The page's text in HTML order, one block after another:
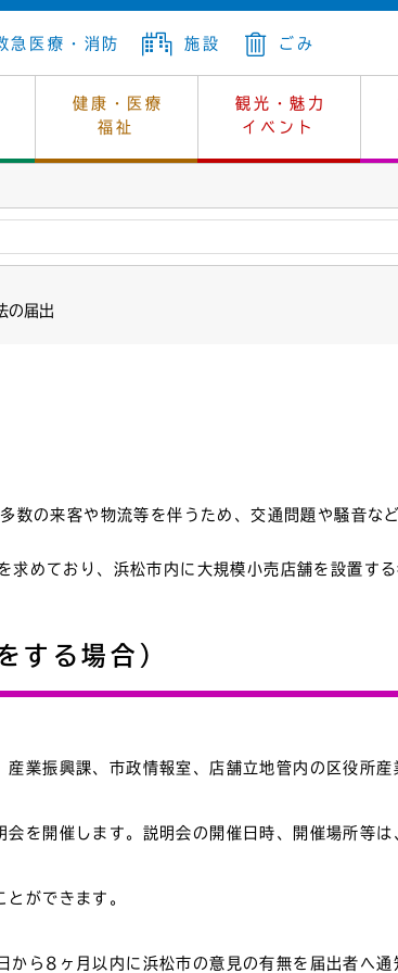
急医療・消防 施設 ごみ
健康・医療
福祉
観光・魅力
イベント
上下水道
消費生活
生涯学習
幼稚園一覧
学校一覧
休日当番医
健所
レジャー・スポーツ
じめよう、ハマライフ
土地
環境対策
市長の部屋
選挙
の届出
の来客や物流等を伴うため、交通問題や騒音な
めており、浜松市内に大規模小売店舗を設置す
する場合）
業振興課、市政情報室、店舗立地管内の区役所
を開催します。説明会の開催日時、開催場所等
ができます。
ら8ヶ月以内に浜松市の意見の有無を届出者へ通